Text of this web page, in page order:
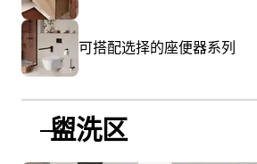
可搭配选择的座便器系列
盥洗区